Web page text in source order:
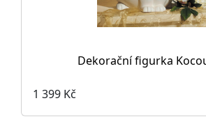
Dekorační figurka
1 399 Kč